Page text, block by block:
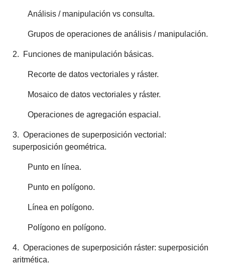
Análisis / manipulación vs consulta.
Grupos de operaciones de análisis / manipulación.
2. Funciones de manipulación básicas.
Recorte de datos vectoriales y ráster.
Mosaico de datos vectoriales y ráster.
Operaciones de agregación espacial.
3. Operaciones de superposición vectorial:
superposición geométrica.
Punto en línea.
Punto en polígono.
Línea en polígono.
Polígono en polígono.
4. Operaciones de superposición ráster: superposición
aritmética.